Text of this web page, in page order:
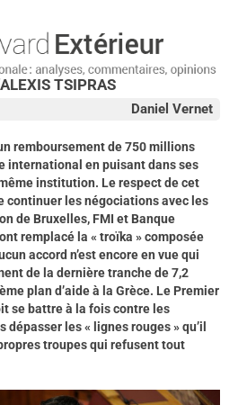
TSIPRAS
Daniel Vernet
remboursement de 750 millions
international en puisant dans ses
institution. Le respect de cet
continuer les négociations avec les
de Bruxelles, FMI et Banque
remplacé la « troïka » composée
accord n’est encore en vue qui
de la dernière tranche de 7,2
plan d’aide à la Grèce. Le Premier
se battre à la fois contre les
les « lignes rouges » qu’il
troupes qui refusent tout